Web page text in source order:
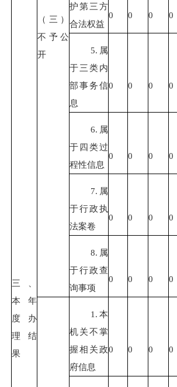
三、
本年
度办
理结
果
（三）
不予公
开
护第三方
合法权益
0 0 0 0
5.属
于三类内
部事务信
息
0 0 0 0
6.属
于四类过
程性信息
0 0 0 0
7.属
于行政执
法案卷
0 0 0 0
8.属
于行政查
询事项
0 0 0 0
1.本
机关不掌
握相关政
府信息
0 0 0 0